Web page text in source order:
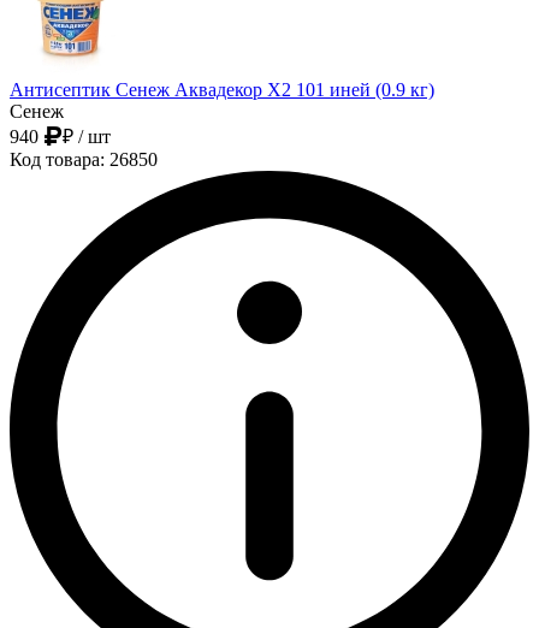
Антисептик Сенеж Аквадекор Х2 101 иней (0.9 кг)
Сенеж
940
₽ / шт
Код товара: 26850